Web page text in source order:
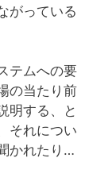
がっている
テムへの要
の当たり前
明する、と
それについ
かれたり…